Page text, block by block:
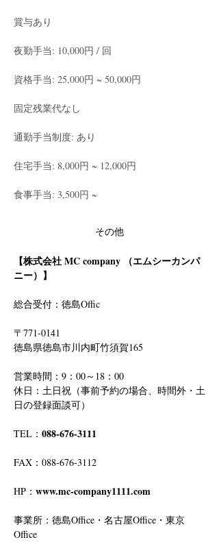
賞与あり
夜勤手当: 10,000円 / 回
資格手当: 25,000円 ~ 50,000円
固定残業代なし
通勤手当制度: あり
住宅手当: 8,000円 ~ 12,000円
食事手当: 3,500円 ~
その他
【株式会社 MC company （エムシーカンパ
ニー）】
総合受付：徳島Offic
〒771-0141
徳島県徳島市川内町竹須賀165
営業時間：9：00～18：00
休日：土日祝（事前予約の場合、時間外・土
日の登録面談可）
TEL： 088-676-3111
FAX：088-676-3112
HP： www.mc-company1111.com
事業所：徳島Office・名古屋Office・東京
Office